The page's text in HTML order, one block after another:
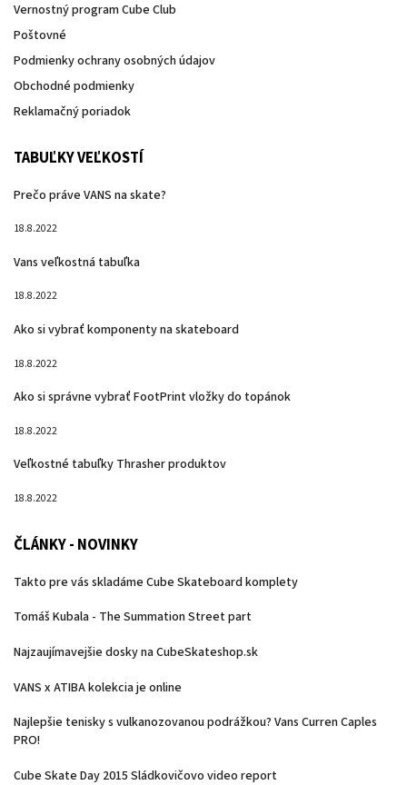
Vernostný program Cube Club
Poštovné
Podmienky ochrany osobných údajov
Obchodné podmienky
Reklamačný poriadok
TABUĽKY VEĽKOSTÍ
Prečo práve VANS na skate?
18.8.2022
Vans veľkostná tabuľka
18.8.2022
Ako si vybrať komponenty na skateboard
18.8.2022
Ako si správne vybrať FootPrint vložky do topánok
18.8.2022
Veľkostné tabuľky Thrasher produktov
18.8.2022
ČLÁNKY - NOVINKY
Takto pre vás skladáme Cube Skateboard komplety
Tomáš Kubala - The Summation Street part
Najzaujímavejšie dosky na CubeSkateshop.sk
VANS x ATIBA kolekcia je online
Najlepšie tenisky s vulkanozovanou podrážkou? Vans Curren Caples
PRO!
Cube Skate Day 2015 Sládkovičovo video report